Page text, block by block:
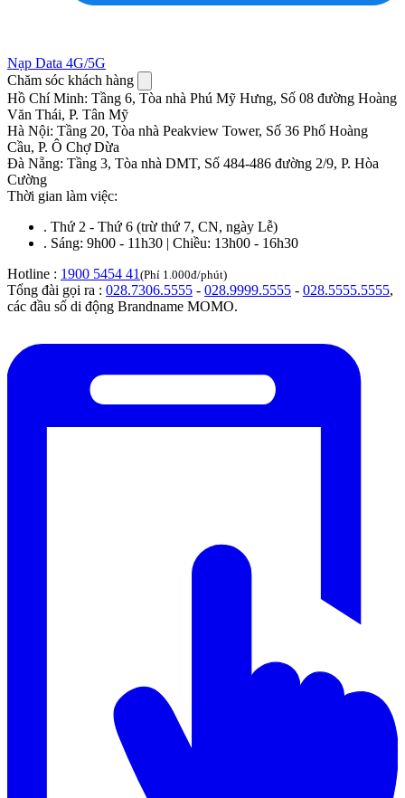
Nạp Data 4G/5G
Chăm sóc khách hàng
Hồ Chí Minh: Tầng 6, Tòa nhà Phú Mỹ Hưng, Số 08 đường Hoàng
Văn Thái, P. Tân Mỹ
Hà Nội: Tầng 20, Tòa nhà Peakview Tower, Số 36 Phố Hoàng
Cầu, P. Ô Chợ Dừa
Đà Nẵng: Tầng 3, Tòa nhà DMT, Số 484-486 đường 2/9, P. Hòa
Cường
Thời gian làm việc:
. Thứ 2 - Thứ 6 (trừ thứ 7, CN, ngày Lễ)
. Sáng: 9h00 - 11h30 | Chiều: 13h00 - 16h30
Hotline : 1900 5454 41 (Phí 1.000đ/phút)
Tổng đài gọi ra : 028.7306.5555 - 028.9999.5555 - 028.5555.5555,
các đầu số di động Brandname MOMO.